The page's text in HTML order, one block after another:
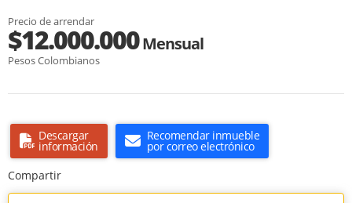
Precio de arrendar
$12.000.000Mensual
Pesos Colombianos
Descargar
información
Recomendar inmueble
por correo electrónico
Compartir